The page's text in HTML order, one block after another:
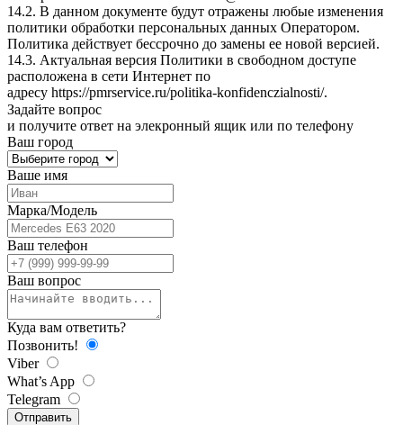
14.2. В данном документе будут отражены любые изменения
политики обработки персональных данных Оператором.
Политика действует бессрочно до замены ее новой версией.
14.3. Актуальная версия Политики в свободном доступе
расположена в сети Интернет по
адресу https://pmrservice.ru/politika-konfidenczialnosti/.
Задайте вопрос
и получите ответ на элекронный ящик или по телефону
Ваш город
Ваше имя
Марка/Модель
Ваш телефон
Ваш вопрос
Куда вам ответить?
Позвонить!
Viber
What’s App
Telegram
Отправить